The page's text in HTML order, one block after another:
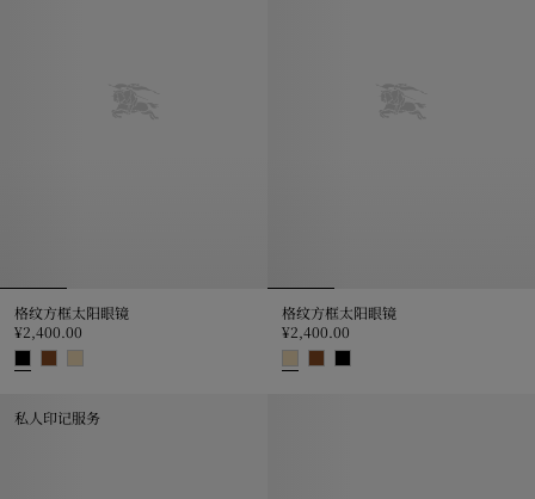
格纹方框太阳眼镜
¥2,400.00
格纹方框太阳眼镜
¥2,400.00
私人印记服务